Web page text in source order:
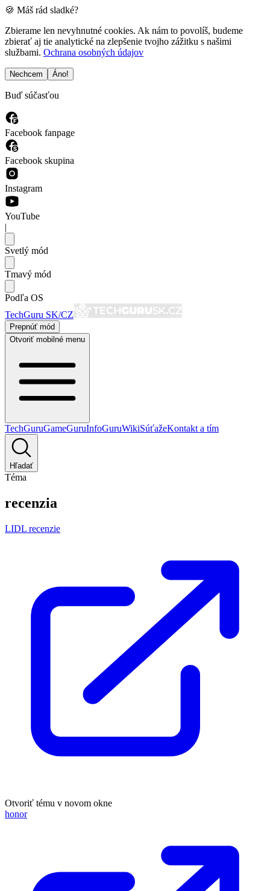
🍪 Máš rád sladké?
Zbierame len nevyhnutné cookies. Ak nám to povolíš, budeme
zbierať aj tie analytické na zlepšenie tvojho zážitku s našimi
službami. Ochrana osobných údajov
Nechcem Áno!
Buď súčasťou
Facebook fanpage
Facebook skupina
Instagram
YouTube
|
Svetlý mód
Tmavý mód
Podľa OS
TechGuru SK/CZ
Prepnúť mód
Otvoriť mobilné menu
TechGuruGameGuruInfoGuruWikiSúťažeKontakt a tím
Hľadať
Téma
recenzia
LIDL recenzie
Otvoriť tému v novom okne
honor